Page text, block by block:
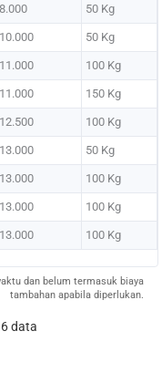
50 Kg
50 Kg
100 Kg
150 Kg
100 Kg
50 Kg
100 Kg
100 Kg
100 Kg
dan belum termasuk biaya
tambahan apabila diperlukan.
data